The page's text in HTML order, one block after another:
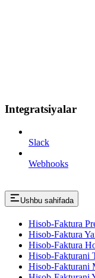
Integratsiyalar
Slack
Webhooks
Ushbu sahifada
Hisob-Faktura
Hisob-Faktura
Hisob-Faktura
Hisob-Fakturani
Hisob-Fakturani